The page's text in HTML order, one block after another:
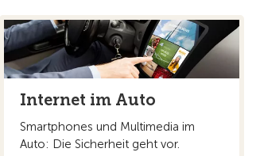
Internet im Auto
Smartphones und Multimedia im
Auto: Die Sicherheit geht vor.